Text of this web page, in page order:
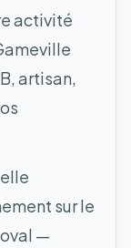
activité
artisan,
sur le
—